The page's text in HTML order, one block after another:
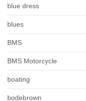
blue dress
blues
BMS
BMS Motorcycle
boating
bodebrown